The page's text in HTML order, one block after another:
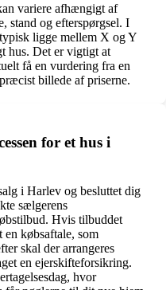
variere afhængigt af
stand og efterspørgsel. I
ligge mellem X og Y
hus. Det er vigtigt at
få en vurdering fra en
billede af priserne.
for et hus i
i Harlev og besluttet dig
sælgerens
Hvis tilbuddet
en købsaftale, som
skal der arrangeres
en ejerskifteforsikring.
hvor